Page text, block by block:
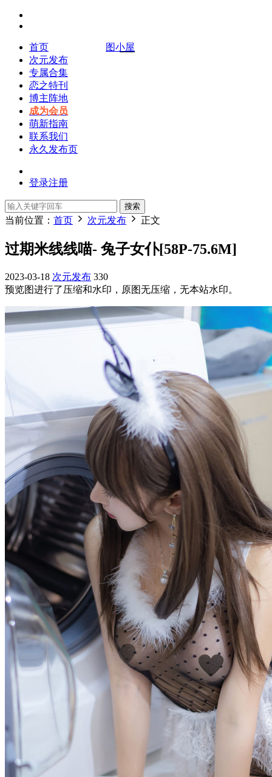
图小屋
首页
次元发布
专属合集
恋之特刊
博主阵地
成为会员
萌新指南
联系我们
永久发布页
登录注册
搜索
当前位置： 首页 次元发布 正文
过期米线线喵- 兔子女仆[58P-75.6M]
2023-03-18 次元发布 330
预览图进行了压缩和水印，原图无压缩，无本站水印。